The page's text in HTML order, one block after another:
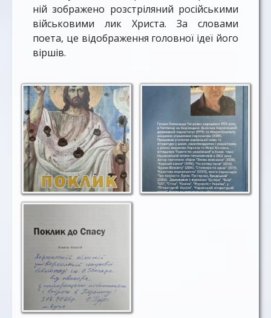
ній зображено розстріляний російськими
військовими лик Христа. За словами
поета, це відображення головної ідеї його
віршів.